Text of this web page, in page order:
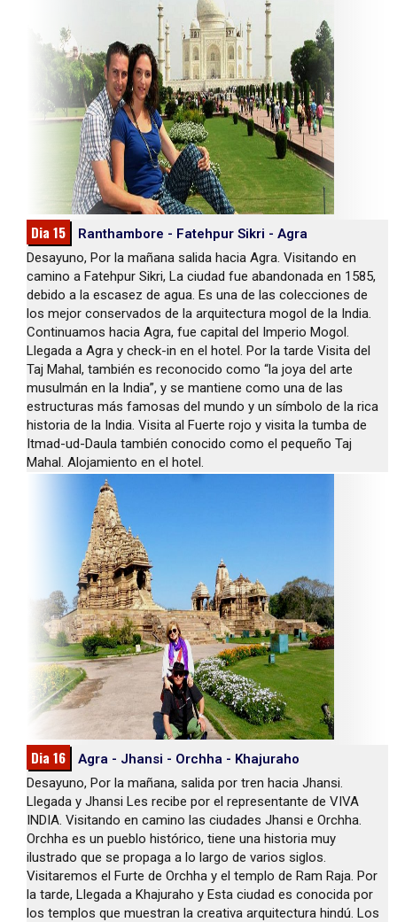
Dia 15
Ranthambore - Fatehpur Sikri - Agra
Desayuno, Por la mañana salida hacia Agra. Visitando en
camino a Fatehpur Sikri, La ciudad fue abandonada en 1585,
debido a la escasez de agua. Es una de las colecciones de
los mejor conservados de la arquitectura mogol de la India.
Continuamos hacia Agra, fue capital del Imperio Mogol.
Llegada a Agra y check-in en el hotel. Por la tarde Visita del
Taj Mahal, también es reconocido como “la joya del arte
musulmán en la India”, y se mantiene como una de las
estructuras más famosas del mundo y un símbolo de la rica
historia de la India. Visita al Fuerte rojo y visita la tumba de
Itmad-ud-Daula también conocido como el pequeño Taj
Mahal. Alojamiento en el hotel.
Dia 16
Agra - Jhansi - Orchha - Khajuraho
Desayuno, Por la mañana, salida por tren hacia Jhansi.
Llegada y Jhansi Les recibe por el representante de VIVA
INDIA. Visitando en camino las ciudades Jhansi e Orchha.
Orchha es un pueblo histórico, tiene una historia muy
ilustrado que se propaga a lo largo de varios siglos.
Visitaremos el Furte de Orchha y el templo de Ram Raja. Por
la tarde, Llegada a Khajuraho y Esta ciudad es conocida por
los templos que muestran la creativa arquitectura hindú. Los